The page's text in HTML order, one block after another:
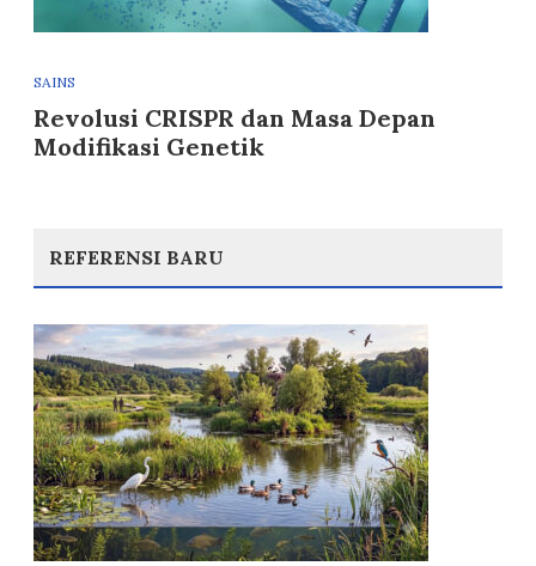
SAINS
Revolusi CRISPR dan Masa Depan
Modifikasi Genetik
REFERENSI BARU